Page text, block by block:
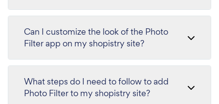
Can I customize the look of the Photo
Filter app on my shopistry site?
What steps do I need to follow to add
Photo Filter to my shopistry site?